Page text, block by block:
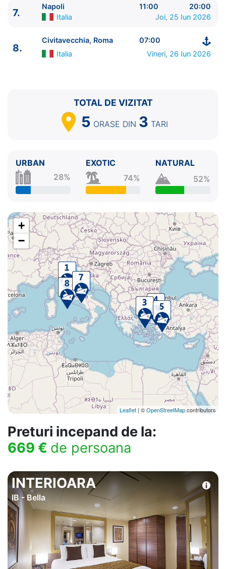
Zi de navigare
0:00 - 0:00
3.
Mykonos Grecia
5.
Marmaris Turcia 07:00 - 17:00
6.
Zi de navigare
0:00 - 0:00
7.
Napoli 11:00
20:00
Italia
Joi, 25 Iun 2026
8.
Civitavecchia, Roma
07:00
Italia
Vineri, 26 Iun 2026
TOTAL DE VIZITAT
5 ORASE DIN 3 TARI
URBAN
28%
EXOTIC
74%
NATURAL
52%
+
−
Leaflet | ©OpenStreetMapcontributors
Preturi incepand de la:
669 € de persoana
INTERIOARA
IB - Bella